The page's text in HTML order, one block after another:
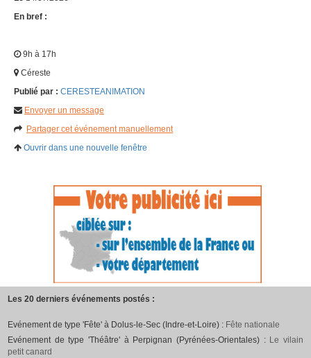
En bref :
9h à 17h
Céreste
Publié par : CERESTEANIMATION
Envoyer un message
Partager cet événement manuellement
Ouvrir dans une nouvelle fenêtre
Les 20 derniers événements postés :
Evénement de type 'Fête' à Dolus-le-Sec (Indre-et-Loire) : Fête nationale
Evénement de type 'Théâtre' à Perpignan (Pyrénées-Orientales) : Le vilain
petit canard